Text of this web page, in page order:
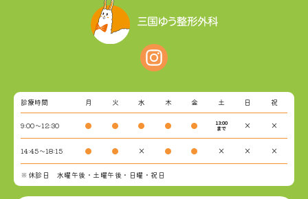
診療時間 月 火 水 木 金 土 日 祝
9:00～12:30 ● ● ● ● ●
13:00
まで
× ×
14:45～18:15 ● ● × ● ● × × ×
※休診日 水曜午後・土曜午後・日曜・祝日